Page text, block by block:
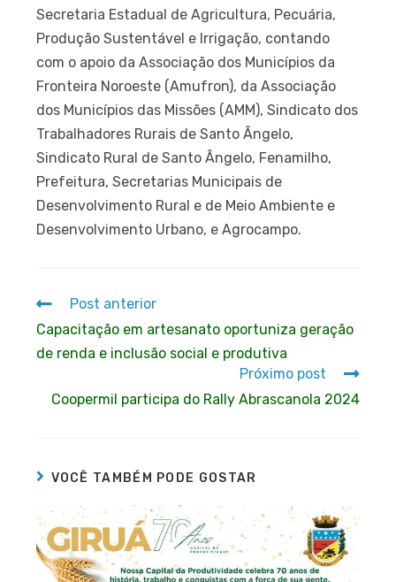
Secretaria Estadual de Agricultura, Pecuária,
Produção Sustentável e Irrigação, contando
com o apoio da Associação dos Municípios da
Fronteira Noroeste (Amufron), da Associação
dos Municípios das Missões (AMM), Sindicato dos
Trabalhadores Rurais de Santo Ângelo,
Sindicato Rural de Santo Ângelo, Fenamilho,
Prefeitura, Secretarias Municipais de
Desenvolvimento Rural e de Meio Ambiente e
Desenvolvimento Urbano, e Agrocampo.
Post anterior
Capacitação em artesanato oportuniza geração
de renda e inclusão social e produtiva
Próximo post
Coopermil participa do Rally Abrascanola 2024
VOCÊ TAMBÉM PODE GOSTAR